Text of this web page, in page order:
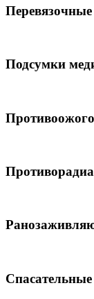
Перевязочные
Подсумки